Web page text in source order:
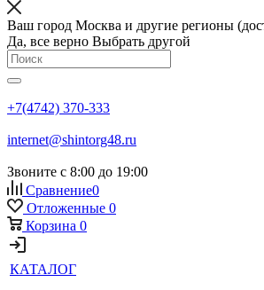
Ваш город Москва и другие регионы
Да, все верно Выбрать другой
+7(4742) 370-333
internet@shintorg48.ru
Звоните с 8:00 до 19:00
Сравнение0
Отложенные 0
Корзина 0
КАТАЛОГ